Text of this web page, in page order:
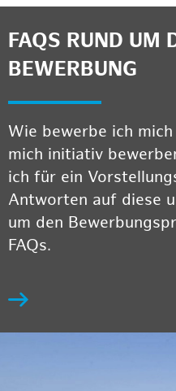
FAQS RUND UM
BEWERBUNG
Wie bewerbe ich
mich initiativ
ich für ein
Antworten auf diese
um den
FAQs.